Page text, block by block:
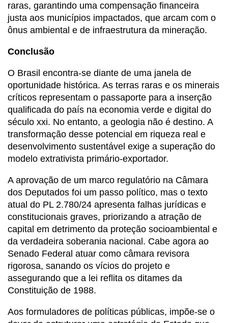
raras, garantindo uma compensação financeira
justa aos municípios impactados, que arcam com o
ônus ambiental e de infraestrutura da mineração.
Conclusão
O Brasil encontra-se diante de uma janela de
oportunidade histórica. As terras raras e os minerais
críticos representam o passaporte para a inserção
qualificada do país na economia verde e digital do
século xxi. No entanto, a geologia não é destino. A
transformação desse potencial em riqueza real e
desenvolvimento sustentável exige a superação do
modelo extrativista primário-exportador.
A aprovação de um marco regulatório na Câmara
dos Deputados foi um passo político, mas o texto
atual do PL 2.780/24 apresenta falhas jurídicas e
constitucionais graves, priorizando a atração de
capital em detrimento da proteção socioambiental e
da verdadeira soberania nacional. Cabe agora ao
Senado Federal atuar como câmara revisora
rigorosa, sanando os vícios do projeto e
assegurando que a lei reflita os ditames da
Constituição de 1988.
Aos formuladores de políticas públicas, impõe-se o